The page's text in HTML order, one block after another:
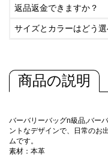
返品返金できますか？
サイズとカラーはどう
商品の説明
バーバリーバッグn級品,バー
ントなデザインで、日常のお
ムです。
素材：本革